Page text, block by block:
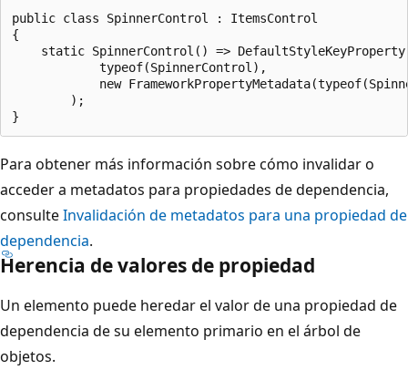
public class SpinnerControl : ItemsControl
{
static SpinnerControl() =>
            typeof(SpinnerControl),
new
        );
Para obtener más información sobre cómo invalidar o
acceder a metadatos para propiedades de dependencia,
consulteInvalidación de metadatos para una propiedad de
dependencia.
Herencia de valores de propiedad
Un elemento puede heredar el valor de una propiedad de
dependencia de su elemento primario en el árbol de
objetos.